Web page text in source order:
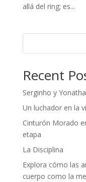
allá del ring; es...
Recent
Serginho y
Un luchador en la
Cinturón Morado
etapa
La Disciplina
Explora cómo las
cuerpo como la